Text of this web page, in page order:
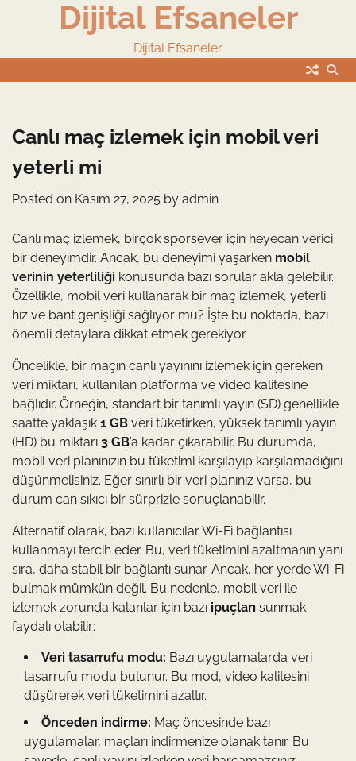
Dijital Efsaneler
Dijital Efsaneler
Canlı maç izlemek için mobil veri
yeterli mi
Posted on Kasım 27, 2025 by admin
Canlı maç izlemek, birçok sporsever için heyecan verici
bir deneyimdir. Ancak, bu deneyimi yaşarken mobil
verinin yeterliliği konusunda bazı sorular akla gelebilir.
Özellikle, mobil veri kullanarak bir maç izlemek, yeterli
hız ve bant genişliği sağlıyor mu? İşte bu noktada, bazı
önemli detaylara dikkat etmek gerekiyor.
Öncelikle, bir maçın canlı yayınını izlemek için gereken
veri miktarı, kullanılan platforma ve video kalitesine
bağlıdır. Örneğin, standart bir tanımlı yayın (SD) genellikle
saatte yaklaşık 1 GB veri tüketirken, yüksek tanımlı yayın
(HD) bu miktarı 3 GB’a kadar çıkarabilir. Bu durumda,
mobil veri planınızın bu tüketimi karşılayıp karşılamadığını
düşünmelisiniz. Eğer sınırlı bir veri planınız varsa, bu
durum can sıkıcı bir sürprizle sonuçlanabilir.
Alternatif olarak, bazı kullanıcılar Wi-Fi bağlantısı
kullanmayı tercih eder. Bu, veri tüketimini azaltmanın yanı
sıra, daha stabil bir bağlantı sunar. Ancak, her yerde Wi-Fi
bulmak mümkün değil. Bu nedenle, mobil veri ile
izlemek zorunda kalanlar için bazı ipuçları sunmak
faydalı olabilir:
Veri tasarrufu modu: Bazı uygulamalarda veri
tasarrufu modu bulunur. Bu mod, video kalitesini
düşürerek veri tüketimini azaltır.
Önceden indirme: Maç öncesinde bazı
uygulamalar, maçları indirmenize olanak tanır. Bu